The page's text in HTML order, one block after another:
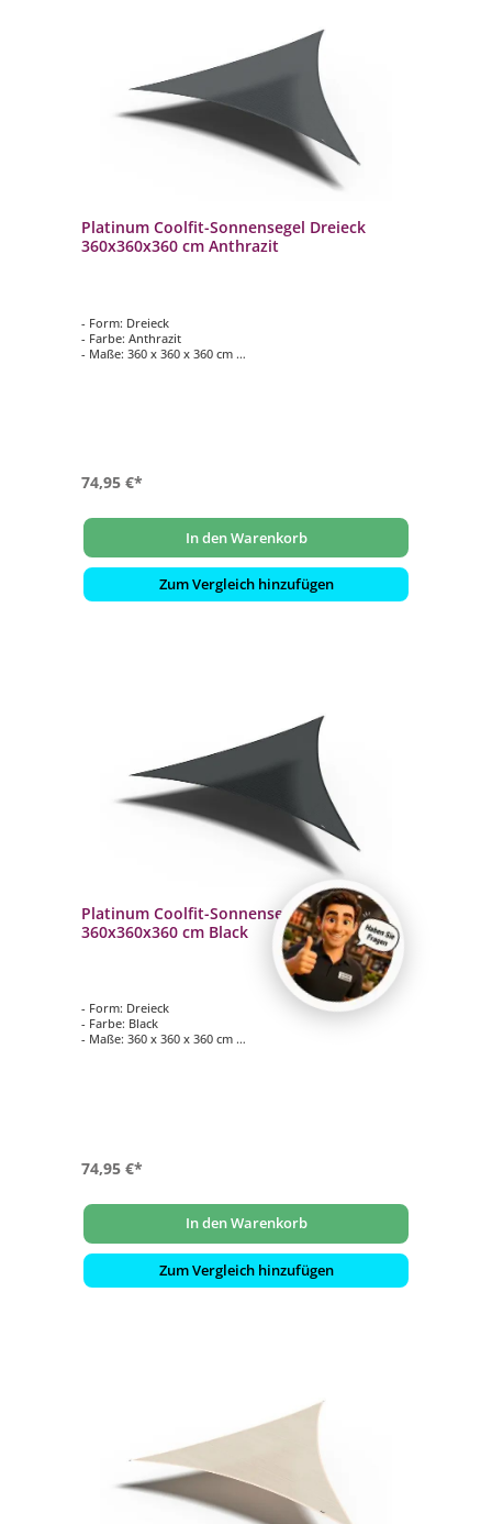
Platinum Coolfit-Sonnensegel Dreieck
360x360x360 cm Anthrazit
- Form: Dreieck
- Farbe: Anthrazit
- Maße: 360 x 360 x 360 cm
74,95 €*
In den Warenkorb
Zum Vergleich hinzufügen
Platinum Coolfit-Sonnensegel Dreieck
360x360x360 cm Black
- Form: Dreieck
- Farbe: Black
- Maße: 360 x 360 x 360 cm
74,95 €*
In den Warenkorb
Zum Vergleich hinzufügen